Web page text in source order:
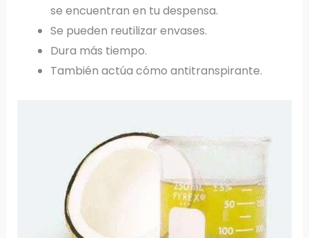
se encuentran en tu despensa.
Se pueden reutilizar envases.
Dura más tiempo.
También actúa cómo antitranspirante.